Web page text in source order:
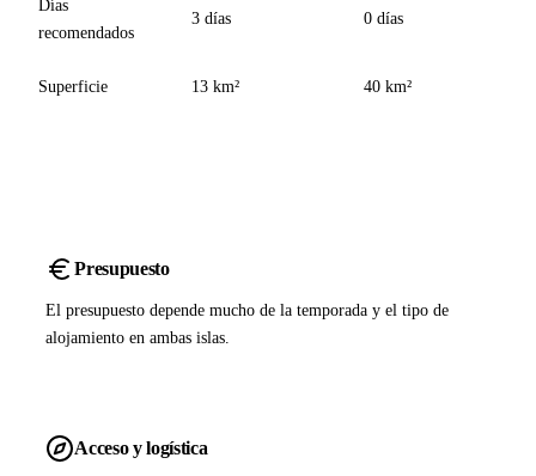
Días
recomendados
3 días 0 días
Superficie 13 km² 40 km²
Presupuesto
El presupuesto depende mucho de la temporada y el tipo de
alojamiento en ambas islas.
Acceso y logística